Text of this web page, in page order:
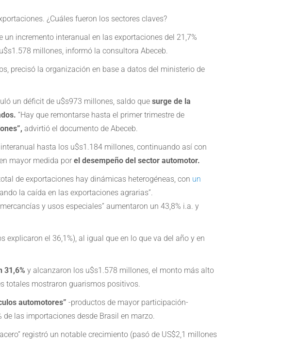
¿Cuáles fueron los sectores claves?
un incremento interanual en las exportaciones del 21,7%
millones, informó la consultora Abeceb.
precisó la organización en base a datos del ministerio de
un déficit de u$s973 millones, saldo que surge de la
“Hay que remontarse hasta el primer trimestre de
advirtió el documento de Abeceb.
hasta los u$s1.184 millones, continuando así con
mayor medida por el desempeño del sector automotor.
de exportaciones hay dinámicas heterogéneas, con un
la caída en las exportaciones agrarias”.
y usos especiales” aumentaron un 43,8% i.a. y
explicaron el 36,1%), al igual que en lo que va del año y en
31,6% y alcanzaron los u$s1.578 millones, el monto más alto
totales mostraron guarismos positivos.
automotores” -productos de mayor participación-
de las importaciones desde Brasil en marzo.
registró un notable crecimiento (pasó de US$2,1 millones